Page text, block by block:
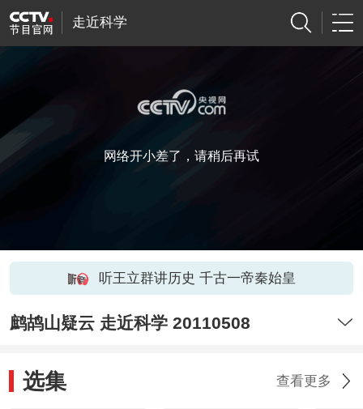
走近科学
网络开小差了，请稍后再试
听王立群讲历史 千古一帝秦始皇
鹧鸪山疑云 走近科学 20110508
选集 查看更多